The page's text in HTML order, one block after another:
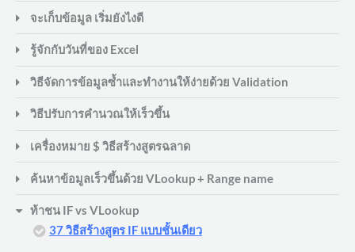
จะเก็บข้อมูล เริ่มยังไงดี
รู้จักกับวันที่ของ Excel
วิธีจัดการข้อมูลซ้ำและทำงานให้ง่ายด้วย Validation
วิธีปรับการคำนวณให้เร็วขึ้น
เครื่องหมาย $ วิธีสร้างสูตรฉลาด
ค้นหาข้อมูลเร็วขึ้นด้วย VLookup + Range name
ท้าชน IF vs VLookup
37 วิธีสร้างสูตร IF แบบชั้นเดียว